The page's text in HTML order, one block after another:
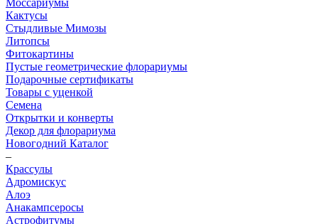
Моссариумы
Кактусы
Стыдливые Мимозы
Литопсы
Фитокартины
Пустые геометрические флорариумы
Подарочные сертификаты
Товары с уценкой
Семена
Открытки и конверты
Декор для флорариума
Новогодний Каталог
–
Крассулы
Адромискус
Алоэ
Анакампсеросы
Астрофитумы